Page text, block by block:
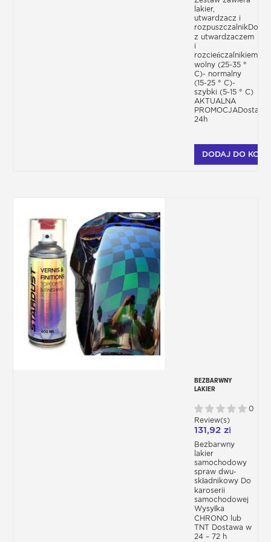
lakier,
utwardzacz i
z utwardzaczem
i
rozcieńczalnikiem-
wolny (25-35 °
C)- normalny
(15-25 ° C)-
szybki (5-15 ° C)
AKTUALNA
PROMOCJADostawa
24h
DODAJ DO
BEZBARWNY
LAKIER
AEROZOLU UHS
290ML 2C
0
Review(s)
131,92 zł
Bezbarwny
lakier
samochodowy
spraw dwu-
składnikowy Do
karoserii
samochodowej
Wysyłka
CHRONO lub
TNT Dostawa w
24 – 72 h